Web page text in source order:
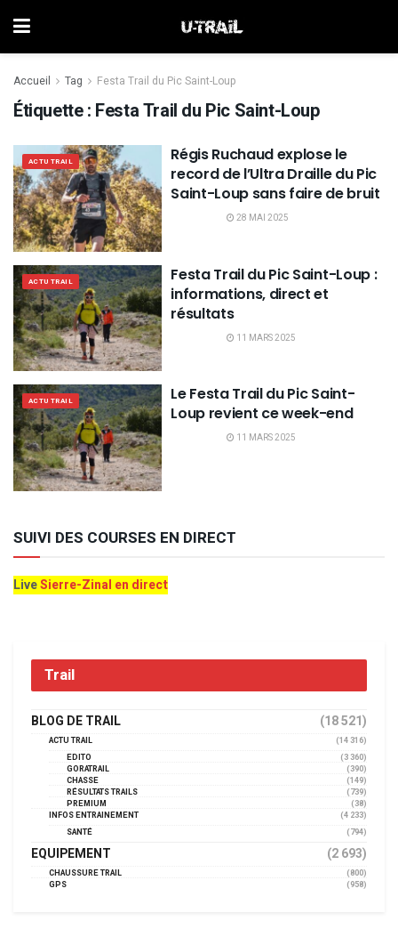
Accueil Tag Festa Trail du Pic Saint-Loup
Étiquette : Festa Trail du Pic Saint-Loup
ACTU TRAIL
Régis Ruchaud explose le
record de l’Ultra Draille du Pic
Saint-Loup sans faire de bruit
28 MAI 2025
ACTU TRAIL
Festa Trail du Pic Saint-Loup :
informations, direct et
résultats
11 MARS 2025
ACTU TRAIL
Le Festa Trail du Pic Saint-
Loup revient ce week-end
11 MARS 2025
SUIVI DES COURSES EN DIRECT
LiveSierre-Zinal en direct
Trail
BLOG DE TRAIL (18 521)
ACTU TRAIL
(14 316)
EDITO
(3 360)
GORATRAIL
(390)
CHASSE
(149)
RÉSULTATS TRAILS
(739)
PREMIUM
(38)
INFOS ENTRAINEMENT
(4 233)
SANTÉ
(794)
EQUIPEMENT (2 693)
CHAUSSURE TRAIL
(800)
GPS
(958)